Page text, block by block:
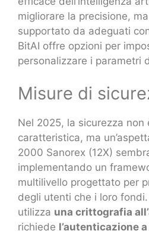
migliorare la precisione,
supportato da adeguati
BitAI offre opzioni per
personalizzare i parametri
Misure di
Nel 2025, la sicurezza non
caratteristica, ma
2000 Sanorex (12X)
implementando un
multilivello progettato per
degli utenti che i loro
utilizza una crittografia
richiede l’autenticazione